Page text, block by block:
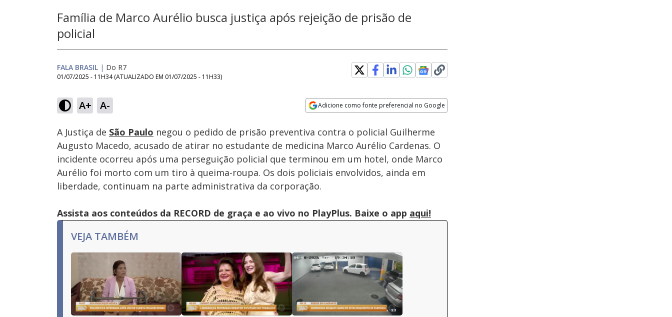
Família de Marco Aurélio busca justiça após rejeição de prisão de
policial
FALA BRASIL | Do R7
01/07/2025 - 11H34 (ATUALIZADO EM 01/07/2025 - 11H33)
A+ A- Adicione como fonte preferencial no Google
Ativar
Som
Velocidade
A Justiça de São Paulo negou o pedido de prisão preventiva contra o policial Guilherme
Augusto Macedo, acusado de atirar no estudante de medicina Marco Aurélio Cardenas. O
incidente ocorreu após uma perseguição policial que terminou em um hotel, onde Marco
Aurélio foi morto com um tiro à queima-roupa. Os dois policiais envolvidos, ainda em
liberdade, continuam na parte administrativa da corporação.
Assista aos conteúdos da RECORD de graça e ao vivo no PlayPlus. Baixe o app aqui!
VEJA TAMBÉM